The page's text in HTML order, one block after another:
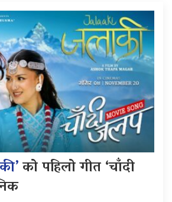
को पहिलो गीत ‘चाँदी